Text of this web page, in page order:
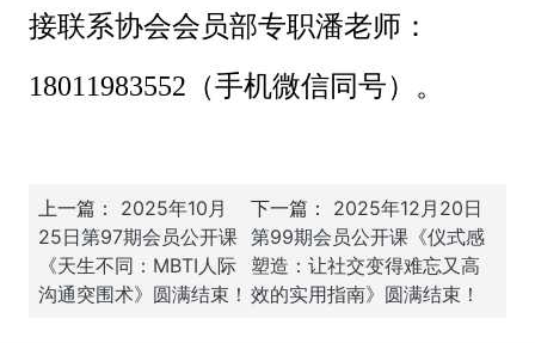
接联系协会会员部专职潘老师：
18011983552（手机微信同号）。
上一篇： 2025年10月
25日第97期会员公开课
《天生不同：MBTI人际
沟通突围术》圆满结束！
下一篇： 2025年12月20日
第99期会员公开课《仪式感
塑造：让社交变得难忘又高
效的实用指南》圆满结束！